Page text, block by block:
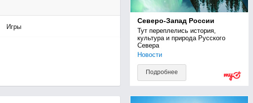
Игры
Северо-Запад России
Тут переплелись история,
культура и природа Русского
Севера
Новости
Подробнее